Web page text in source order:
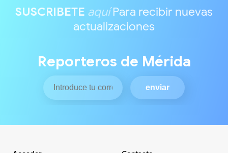
SUSCRIBETE aquíPara recibir nuevas
actualizaciones
Reporteros de Mérida